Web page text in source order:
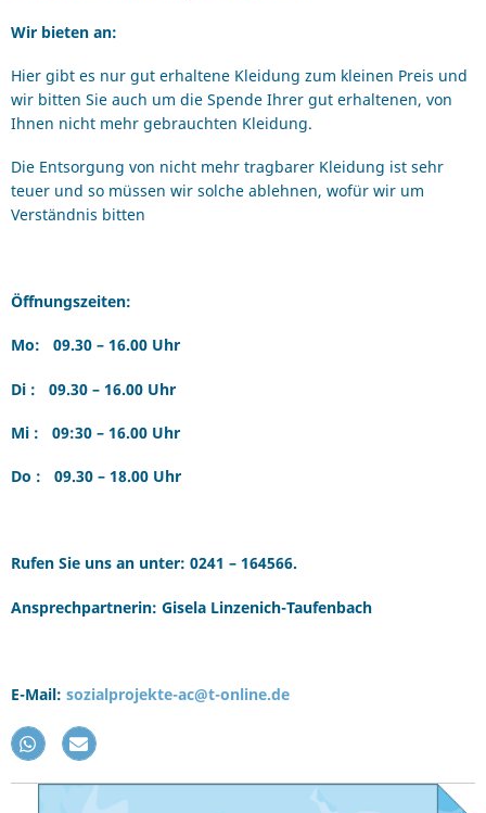
Wir bieten an:
Hier gibt es nur gut erhaltene Kleidung zum kleinen Preis und
wir bitten Sie auch um die Spende Ihrer gut erhaltenen, von
Ihnen nicht mehr gebrauchten Kleidung.
Die Entsorgung von nicht mehr tragbarer Kleidung ist sehr
teuer und so müssen wir solche ablehnen, wofür wir um
Verständnis bitten
Öffnungszeiten:
Mo: 09.30 – 16.00 Uhr
Di : 09.30 – 16.00 Uhr
Mi : 09:30 – 16.00 Uhr
Do : 09.30 – 18.00 Uhr
Rufen Sie uns an unter: 0241 – 164566.
Ansprechpartnerin: Gisela Linzenich-Taufenbach
E-Mail: sozialprojekte-ac@t-online.de